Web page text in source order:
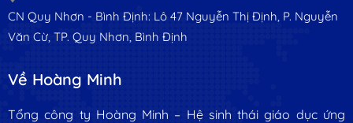
CN Quy Nhơn - Bình Định: Lô 47 Nguyễn Thị Định, P. Nguyễn
Văn Cừ, TP. Quy Nhơn, Bình Định
Về Hoàng Minh
Tổng công ty Hoàng Minh – Hệ sinh thái giáo dục ứng